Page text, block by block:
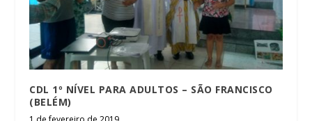
CDL 1º NÍVEL PARA ADULTOS – SÃO FRANCISCO
(BELÉM)